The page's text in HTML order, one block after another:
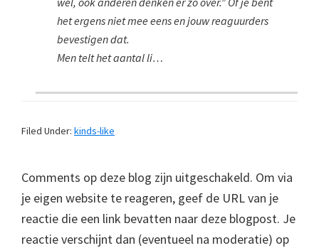
het ergens niet mee eens en jouw reaguurders
bevestigen dat.
Men telt het aantal li…
Filed Under: kinds-like
Comments op deze blog zijn uitgeschakeld. Om via
je eigen website te reageren, geef de URL van je
reactie die een link bevatten naar deze blogpost. Je
reactie verschijnt dan (eventueel na moderatie) op